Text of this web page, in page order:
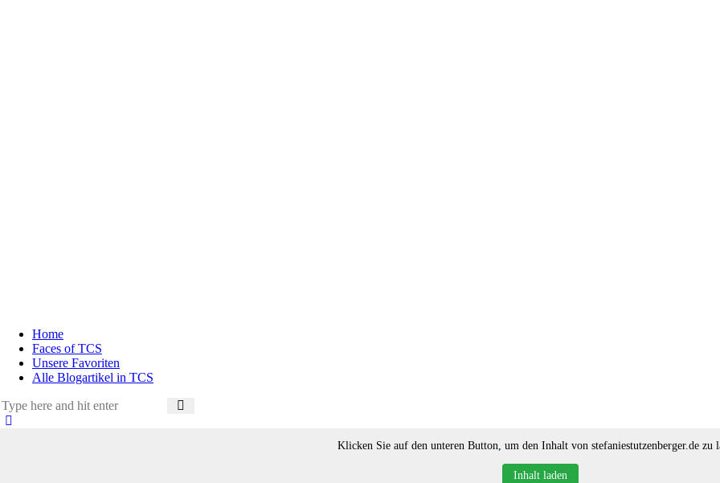
Home
Faces of TCS
Unsere Favoriten
Alle Blogartikel in TCS
Klicken Sie auf den unteren Button, um den Inhalt von stefaniestutzenberger.de zu
Inhalt laden